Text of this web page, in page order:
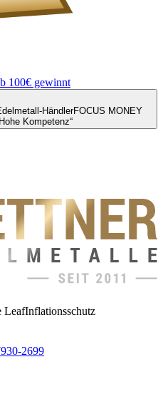
100€ gewinnt
HändlerFOCUS MONEY
Kompetenz“
LeafInflationsschutz
2699